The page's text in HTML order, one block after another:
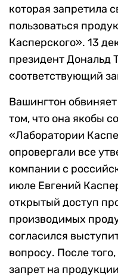
которая запретила
пользоваться
Касперского». 13
президент Дональд
соответствующий
Вашингтон
том, что она якобы
«Лаборатории
опровергали все
компании с
июле Евгений
открытый доступ
производимых
согласился
вопросу. После
запрет на